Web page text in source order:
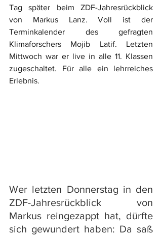
Tag später beim ZDF-Jahresrückblick
von Markus Lanz. Voll ist der
Terminkalender des gefragten
Klimaforschers Mojib Latif. Letzten
Mittwoch war er live in alle 11. Klassen
zugeschaltet. Für alle ein lehrreiches
Erlebnis.
Wer letzten Donnerstag in den
ZDF-Jahresrückblick von
Markus reingezappt hat, dürfte
sich gewundert haben: Da saß